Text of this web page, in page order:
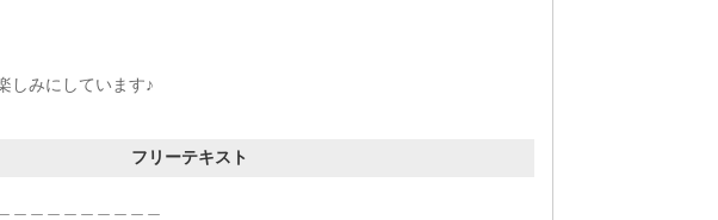
しみにしています♪
フリーテキスト